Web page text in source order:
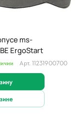
ms-
250,230,210/CBE ErgoStart
Арт. 11231900700